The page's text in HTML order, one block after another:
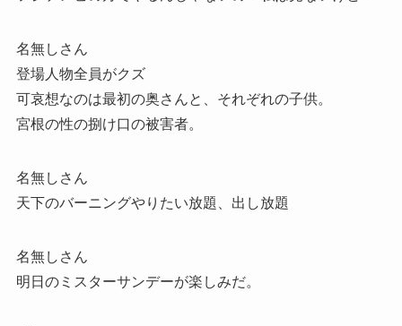
名無しさん
登場人物全員がクズ
可哀想なのは最初の奥さんと、それぞれの子供。
宮根の性の捌け口の被害者。
名無しさん
天下のバーニングやりたい放題、出し放題
名無しさん
明日のミスターサンデーが楽しみだ。